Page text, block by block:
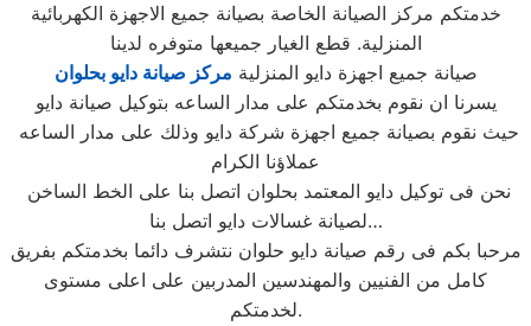
خدمتكم مركز الصيانة الخاصة بصيانة جميع الاجهزة الكهربائية
المنزلية. قطع الغيار جميعها متوفره لدينا
صيانة جميع اجهزة دايو المنزلية مركز صيانة دايو بحلوان
يسرنا ان نقوم بخدمتكم على مدار الساعه بتوكيل صيانة دايو
عملاؤنا الكرام
لصيانة غسالات دايو اتصل بنا…
مرحبا بكم فى رقم صيانة دايو حلوان نتشرف دائما بخدمتكم بفريق
كامل من الفنيين والمهندسين المدربين على اعلى مستوى
لخدمتكم.